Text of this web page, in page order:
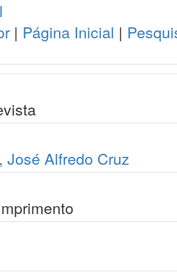
| Página Inicial |
José Alfredo Cruz